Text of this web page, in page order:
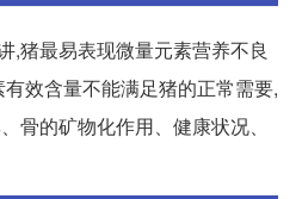
,猪最易表现微量元素营养不良
效含量不能满足猪的正常需要,
骨的矿物化作用、健康状况、